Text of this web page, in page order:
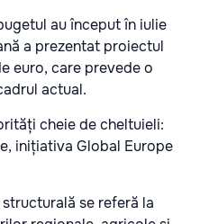
au început în iulie
a prezentat proiectul
euro, care prevede o
actual.
cheie de cheltuieli:
inițiativa Global Europe
se referă la